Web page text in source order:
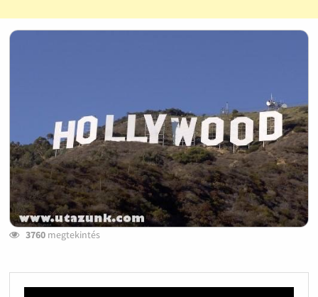
3760megtekintés